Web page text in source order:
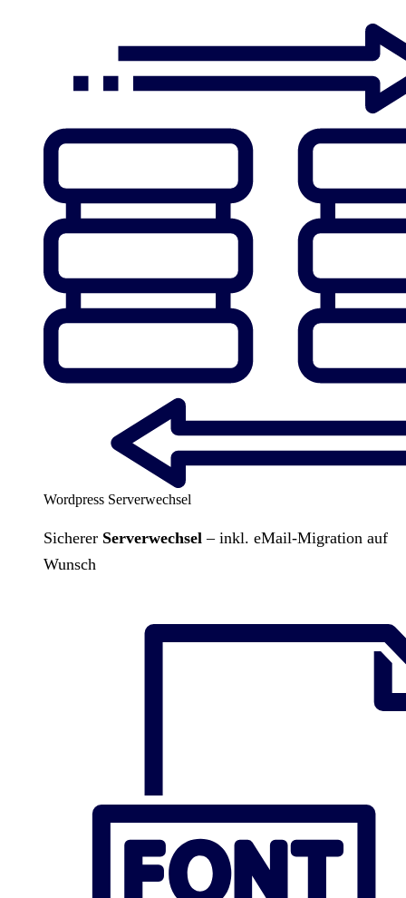
Wordpress Serverwechsel
Sicherer Serverwechsel – inkl. eMail-Migration auf
Wunsch